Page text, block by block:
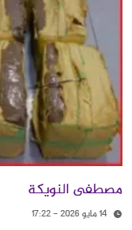
مصطفى النويكة
14 مايو 2026 - 17:22